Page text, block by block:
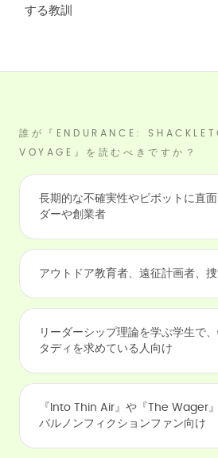
する教訓
誰が『ENDURANCE:
VOYAGE』を読むべきですか？
長期的な不確実性やピボットに直
ダーや創業者
アウトドア教育者、遠征計画者、
リーダーシップ理論を学ぶ学生で
タディを求めている人向け
『Into Thin Air』や『The Wager
バルノンフィクションファン向け